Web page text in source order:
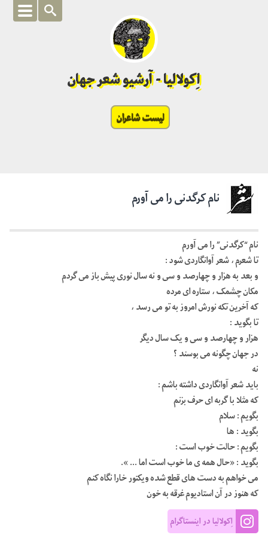
اِکولالیا - آرشیو شعر جهان
لیست شاعران
نام کرگدنی را می آورم
نام “کرگدنی” را می آورم
تا شعرم ، شعر آوانگاردی شود :
و بعد به هزار و چهارصد و سی و نه سال نوری پیش باز می گردم
مکان چشمک ، ستاره ای مرده
که آخرین تکه نورش امروز به تو می رسد ،
تا بگوید :
هزار و چهارصد و سی و یک سال دیگر
در جهان چگونه می بوسند ؟
نه
باید شعر آوانگاردی داشته باشم :
که مثلا با گربه ای حرف بزنم
بگویم : سلام
بگوید : ها
بگویم : حالت خوب است :
بگوید : «حال همه ی ما خوب است اما … ».
می خواهم به دست های قطع شده ویکتور خارا نگاه کنم
که هنوز در آن استادیوم غرقه به خون
اِکولالیا در اینستاگرام